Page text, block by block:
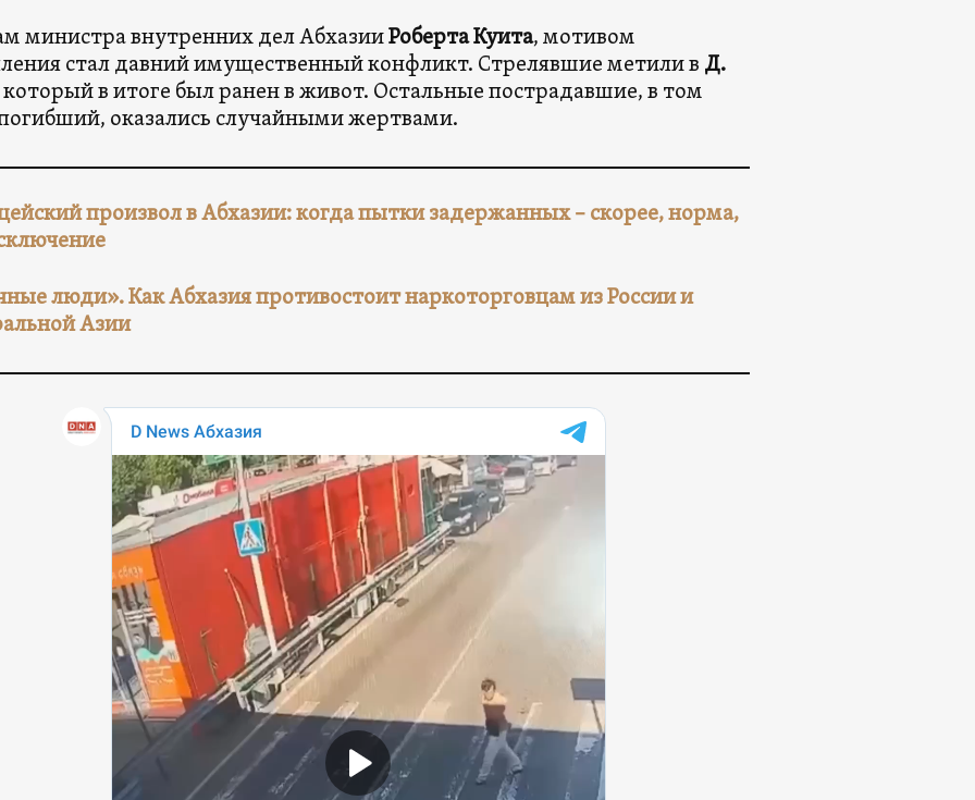
министра внутренних дел АбхазииРоберта Куита, мотивом
стал давний имущественный конфликт. Стрелявшие метили в Д.
который в итоге был ранен в живот. Остальные пострадавшие, в том
оказались случайными жертвами.
произвол в Абхазии: когда пытки задержанных – скорее, норма,
люди». Как Абхазия противостоит наркоторговцам из России и
Азии